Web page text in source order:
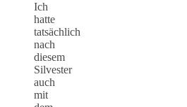
Ich
hatte
tatsächlich
nach
diesem
Silvester
auch
mit